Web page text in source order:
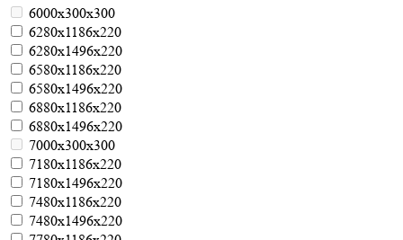
6000х300х300
6280х1186х220
6280х1496х220
6580х1186х220
6580х1496х220
6880х1186х220
6880х1496х220
7000х300х300
7180х1186х220
7180х1496х220
7480х1186х220
7480х1496х220